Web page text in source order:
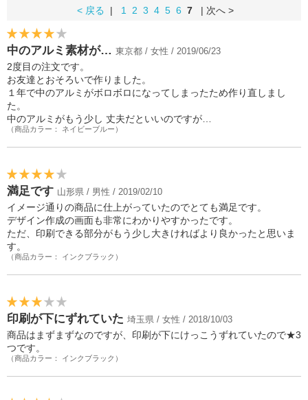
< 戻る | 1 2 3 4 5 6 7 | 次へ >
中のアルミ素材が… 東京都 / 女性 / 2019/06/23
2度目の注文です。
お友達とおそろいで作りました。
１年で中のアルミがボロボロになってしまったため作り直しまし
た。
中のアルミがもう少し 丈夫だといいのですが…
（商品カラー： ネイビーブルー）
満足です 山形県 / 男性 / 2019/02/10
イメージ通りの商品に仕上がっていたのでとても満足です。
デザイン作成の画面も非常にわかりやすかったです。
ただ、印刷できる部分がもう少し大きければより良かったと思いま
す。
（商品カラー： インクブラック）
印刷が下にずれていた 埼玉県 / 女性 / 2018/10/03
商品はまずまずなのですが、印刷が下にけっこうずれていたので★3
つです。
（商品カラー： インクブラック）